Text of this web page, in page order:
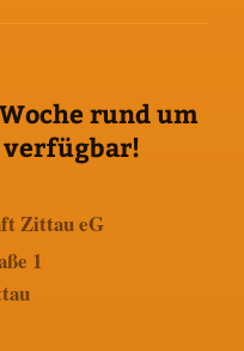
rund um
Zittau eG
1